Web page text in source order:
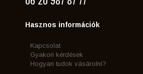
Hasznos információk
Kapcsolat
Gyakori kérdések
Hogyan tudok vásárolni?